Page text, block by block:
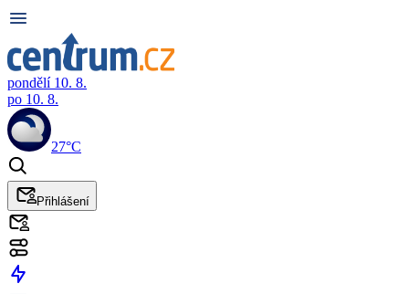
pondělí 10. 8.
po 10. 8.
27°C
Přihlášení